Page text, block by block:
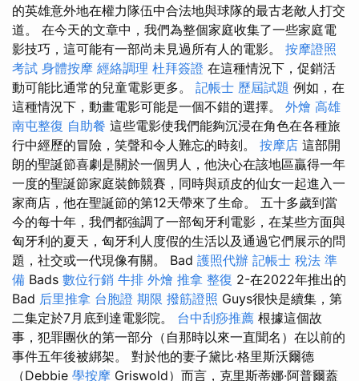
的英雄意外地在權力隊伍中合法地與球隊的最古老敵人打交
道。 在今天的文章中，我們為整個家庭收集了一些家庭電
影技巧，這可能有一部尚未見過所有人的電影。 按摩證照
考試 身體按摩 經絡調理 杜拜簽證 在這種情況下，促銷活
動可能比通常的兒童電影更多。 記帳士 歷屆試題 例如，在
這種情況下，動畫電影可能是一個不錯的選擇。 外燴 高雄
南屯整復 自助餐 這些電影使我們能夠沉浸在角色在各種旅
行中經歷的冒險，笑聲和令人難忘的時刻。 按摩店 這部開
朗的聖誕節喜劇是關於一個男人，他決心在該地區贏得一年
一度的聖誕節家庭裝飾競賽，同時與頑皮的仙女一起進入一
家商店，他在聖誕節的第12天帶來了生命。 五十多歲到當
今的每十年，我們都強調了一部匈牙利電影，在某些方面與
匈牙利的夏天，匈牙利人度假的生活以及通過它們展示的問
題，社交或一代現像有關。 Bad 護照代辦 記帳士 稅法 準
備 Bads 數位行銷 牛排 外燴 推拿 整復 2-在2022年推出的
Bad 后里推拿 台胞證 期限 撥筋證照 Guys很快是續集，第
二集定於7月底到達電影院。 台中刮痧推薦 根據這個故
事，犯罪團伙的第一部分（自那時以來一直聞名）在以前的
事件五年後被綁架。 對於他的妻子黛比·格里斯沃爾德
（Debbie 學按摩 Griswold）而言，克里斯蒂娜·阿普爾蓋